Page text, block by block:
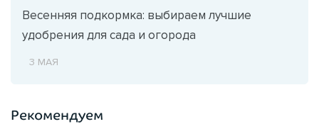
Весенняя подкормка: выбираем лучшие
удобрения для сада и огорода
3 МАЯ
Рекомендуем